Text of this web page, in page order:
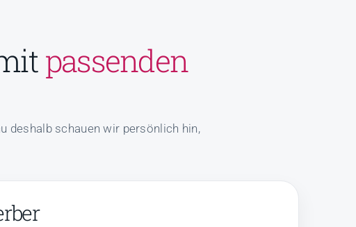
passenden
deshalb schauen wir persönlich hin,